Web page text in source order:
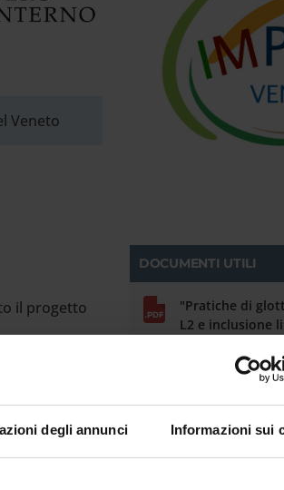
degli annunci Informazioni sui
Veneto
il progetto
e alta
nelle
e linguistica),
di
DOCUMENTI UTILI
"Pratiche di
L2 e inclusione
DIPARTIMENTI